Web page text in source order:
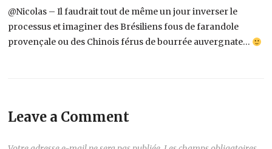
@Nicolas – Il faudrait tout de même un jour inverser le
processus et imaginer des Brésiliens fous de farandole
provençale ou des Chinois férus de bourrée auvergnate…
Leave a Comment